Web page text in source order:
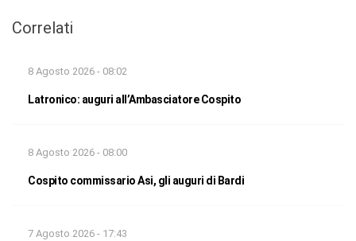
Correlati
8 Agosto 2026 - 08:02
Latronico: auguri all’Ambasciatore Cospito
8 Agosto 2026 - 08:00
Cospito commissario Asi, gli auguri di Bardi
7 Agosto 2026 - 17:43